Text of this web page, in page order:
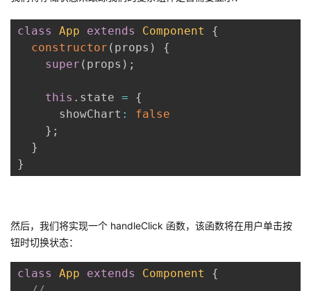
class App extends Component
{
constructor ( props )
{
super ( props ) ;
this . state =
{
      showChart
:
false
} ;
}
}
然后，我们将实现一个 handleClick 函数，该函数将在用户单击按
钮时切换状态：
class App extends Component
{